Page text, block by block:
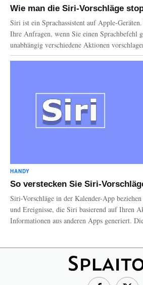
Wie man die Siri-Vorschläge
Siri ist ein Sprachassistent auf Apple-
Ihre Anfragen, wenn Sie einen Sprachbefehl
unabhängig verschiedene Aktionen
HANDY
So verstecken Sie Siri-
Siri-Vorschläge in der Kalender-App
und Ereignisse, die Siri basierend auf Ihren
Informationen aus anderen Apps generiert.